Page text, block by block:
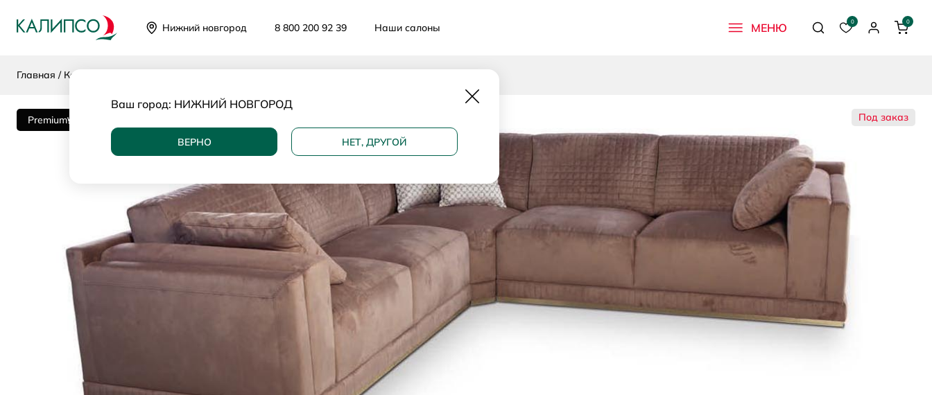
Нижний новгород 8 800 200 92 39 Наши салоны МЕНЮ ПоискИзбранное
0
Профиль
0
Главная Каталог
Premium Под заказ
Ваш город: НИЖНИЙ НОВГОРОД
ВЕРНО НЕТ, ДРУГОЙ
Закрыть